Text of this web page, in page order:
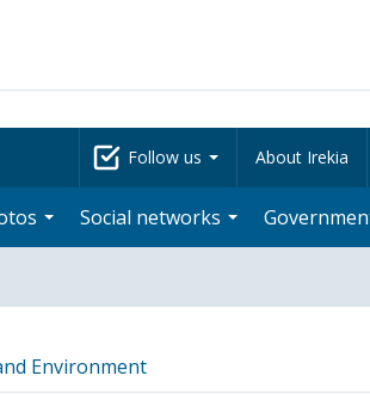
Follow us About Irekia
Social networks
Environment